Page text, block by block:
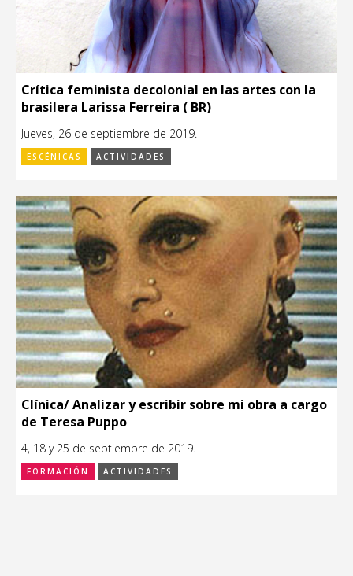
Crítica feminista decolonial en las artes con la
brasilera Larissa Ferreira ( BR)
Jueves, 26 de septiembre de 2019.
ESCÉNICAS ACTIVIDADES
Clínica/ Analizar y escribir sobre mi obra a cargo
de Teresa Puppo
4, 18 y 25 de septiembre de 2019.
FORMACIÓN ACTIVIDADES